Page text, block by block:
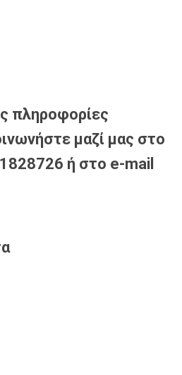
πληροφορίες
μαζί μας στο
ή στο e-mail